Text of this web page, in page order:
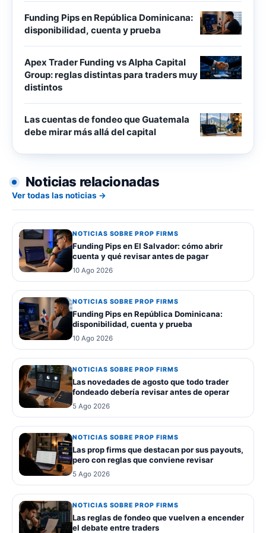
Funding Pips en República Dominicana:
disponibilidad, cuenta y prueba
Apex Trader Funding vs Alpha Capital
Group: reglas distintas para traders muy
distintos
Las cuentas de fondeo que Guatemala
debe mirar más allá del capital
Noticias relacionadas
Ver todas las noticias →
NOTICIAS SOBRE PROP FIRMS
Funding Pips en El Salvador: cómo abrir
cuenta y qué revisar antes de pagar
10 Ago 2026
NOTICIAS SOBRE PROP FIRMS
Funding Pips en República Dominicana:
disponibilidad, cuenta y prueba
10 Ago 2026
NOTICIAS SOBRE PROP FIRMS
Las novedades de agosto que todo trader
fondeado debería revisar antes de operar
5 Ago 2026
NOTICIAS SOBRE PROP FIRMS
Las prop firms que destacan por sus payouts,
pero con reglas que conviene revisar
5 Ago 2026
NOTICIAS SOBRE PROP FIRMS
Las reglas de fondeo que vuelven a encender
el debate entre traders